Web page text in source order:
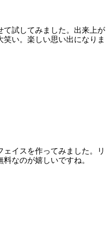
て試してみました。出来上が
い。楽しい思い出になりま
イスを作ってみました。リ
なのが嬉しいですね。